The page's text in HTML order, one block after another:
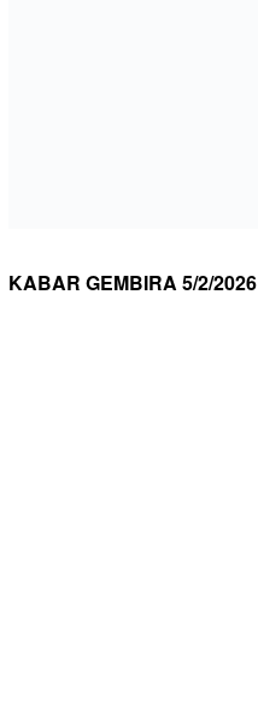
KABAR GEMBIRA 5/2/2026